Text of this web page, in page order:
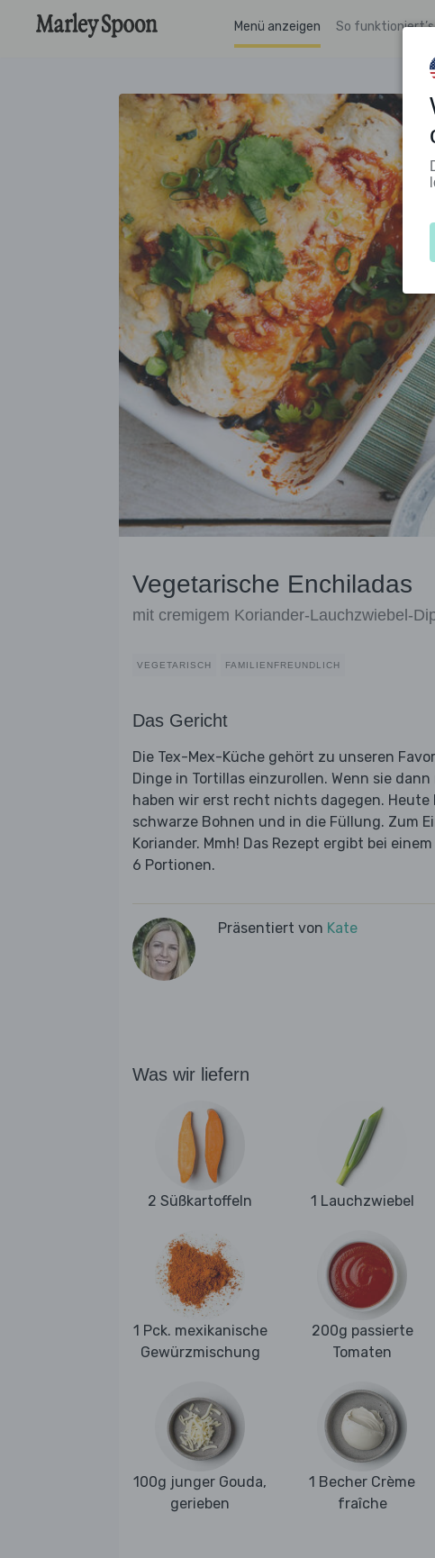
Menü anzeigen So funktioniert’s
Vegetarische Enchiladas
mit cremigem Koriander-Lauchzwiebel-
VEGETARISCH FAMILIENFREUNDLICH
Das Gericht
Die Tex-Mex-Küche gehört zu unseren
Dinge in Tortillas einzurollen. Wenn sie
haben wir erst recht nichts dagegen. Heute
schwarze Bohnen und in die Füllung. Zum
Koriander. Mmh! Das Rezept ergibt bei
6 Portionen.
Präsentiert von Kate
Was wir liefern
2 Süßkartoffeln 1 Lauchzwiebel
1 Pck. mexikanische
Gewürzmischung
200g passierte
Tomaten
100g junger Gouda,
gerieben
1 Becher Crème
fraîche